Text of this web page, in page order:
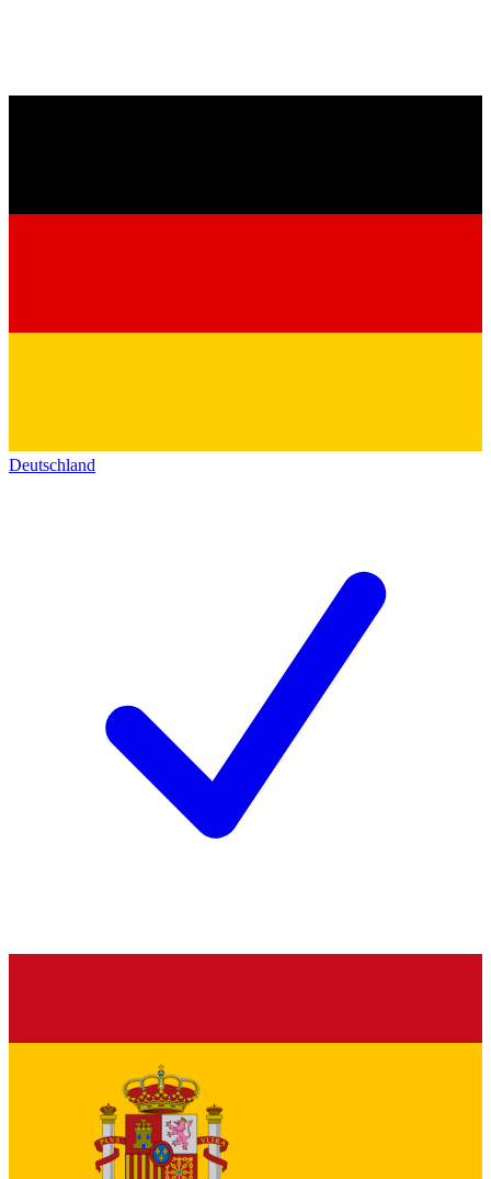
Deutschland